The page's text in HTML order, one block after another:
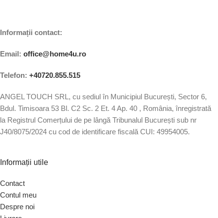
Informații contact:
Email: office@home4u.ro
Telefon: +40720.855.515
ANGEL TOUCH SRL, cu sediul în Municipiul București, Sector 6,
Bdul. Timisoara 53 Bl. C2 Sc. 2 Et. 4 Ap. 40 , România, înregistrată
la Registrul Comerțului de pe lângă Tribunalul București sub nr
J40/8075/2024 cu cod de identificare fiscală CUI: 49954005.
Informații utile
Contact
Contul meu
Despre noi